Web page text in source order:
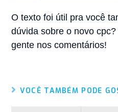
O texto foi útil pra você
dúvida sobre o novo
gente nos comentários!
VOCÊ TAMBÉM PODE